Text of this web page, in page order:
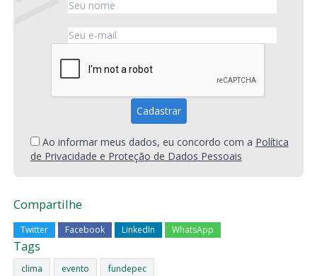
Ao informar meus dados, eu concordo com a Política
de Privacidade e Proteção de Dados Pessoais
Compartilhe
Twitter Facebook LinkedIn WhatsApp
Tags
clima evento
fundepec